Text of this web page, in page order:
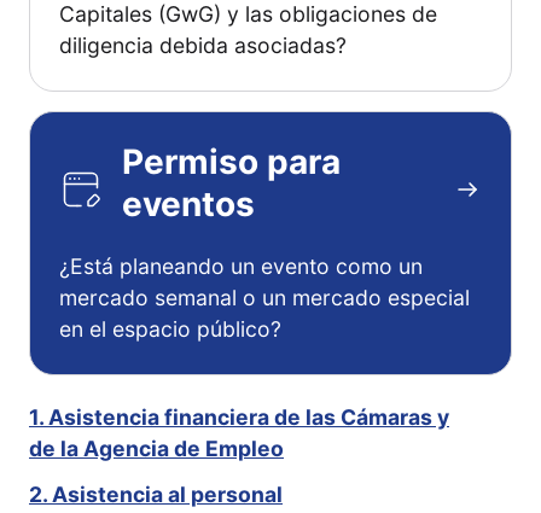
Capitales (GwG) y las obligaciones de
diligencia debida asociadas?
Permiso para
eventos
¿Está planeando un evento como un
mercado semanal o un mercado especial
en el espacio público?
1. Asistencia financiera de las Cámaras y
de la Agencia de Empleo
2. Asistencia al personal